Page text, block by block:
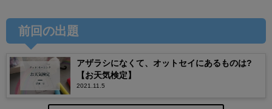
前回の出題
アザラシになくて、オットセイにあるものは?
【お天気検定】
2021.11.5